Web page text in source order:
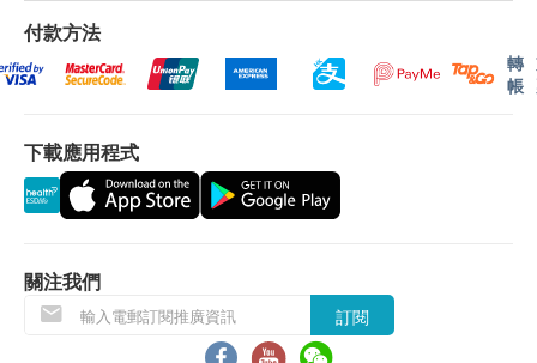
期應最少有6個月或以上。
換貨條款
1. 當顧客收取已訂購之貨品時，有責任檢查貨品是
2. 退換產品必須包裝完整，如退換之產品有任何殘
缺或過期退回，供應商有權不受理。
3. 如有其他損壞或遺漏查詢，顧客必須保留有效收
據正本，並於送貨後3個工作天內按下列方式聯絡健康
電郵: support@esdlife.com / 健康網購health.ESDlife客
服熱線: (852) 3151-2288
付款方法
轉
帳
下載應用程式
關注我們
訂閱